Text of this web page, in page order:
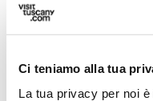
Ci teniamo alla tua
La tua privacy per noi
dei cinque
allaMadonna del
Mercatale,una
grandi d'Europa